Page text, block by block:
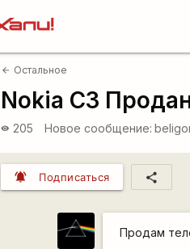
arrow_back Остальное
Nokia C3
visibility 205 Новое сообщение:
notifications_active Подписаться share
Продам